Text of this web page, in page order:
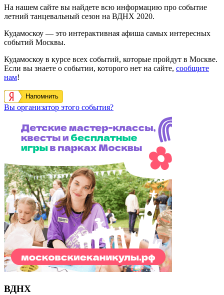
На нашем сайте вы найдете всю информацию про событие
летний танцевальный сезон на ВДНХ 2020.
Кудамоскоу — это интерактивная афиша самых интересных
событий Москвы.
Кудамоскоу в курсе всех событий, которые пройдут в Москве.
Если вы знаете о событии, которого нет на сайте, сообщите
нам!
Напомнить
Вы организатор этого события?
ВДНХ